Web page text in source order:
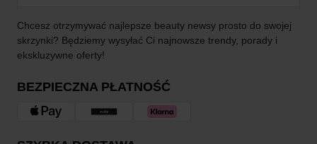
Chcesz otrzymywać najlepsze beauty newsy prosto do swojej
skrzynki? Będziemy wysyłać Ci najnowsze trendy, porady i
ekskluzywne oferty!
BEZPIECZNA PŁATNOŚĆ